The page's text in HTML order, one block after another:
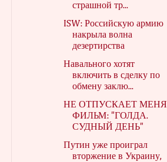
страшной тр...
ISW: Российскую армию
накрыла волна
дезертирства
Навального хотят
включить в сделку по
обмену заклю...
НЕ ОТПУСКАЕТ МЕНЯ
ФИЛЬМ: "ГОЛДА.
СУДНЫЙ ДЕНЬ"
Путин уже проиграл
вторжение в Украину,